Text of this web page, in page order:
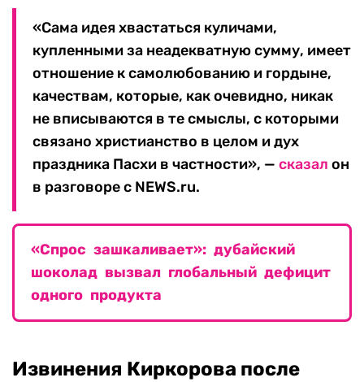
«Сама идея хвастаться куличами,
купленными за неадекватную сумму, имеет
отношение к самолюбованию и гордыне,
качествам, которые, как очевидно, никак
не вписываются в те смыслы, с которыми
связано христианство в целом и дух
праздника Пасхи в частности», — сказал он
в разговоре с NEWS.ru.
«Спрос зашкаливает»: дубайский
шоколад вызвал глобальный дефицит
одного продукта
Извинения Киркорова после